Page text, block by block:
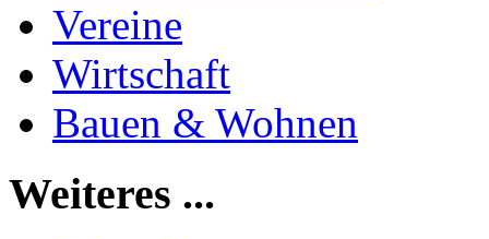
Vereine
Wirtschaft
Bauen & Wohnen
Weiteres ...